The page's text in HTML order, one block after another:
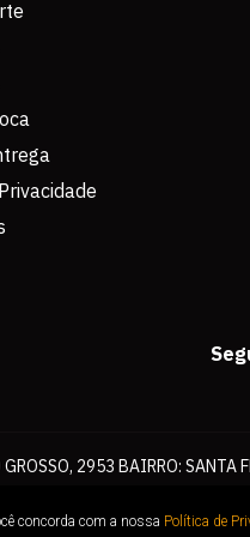
2953 BAIRRO: SANTA
autorização.
concorda com a nossa Política de